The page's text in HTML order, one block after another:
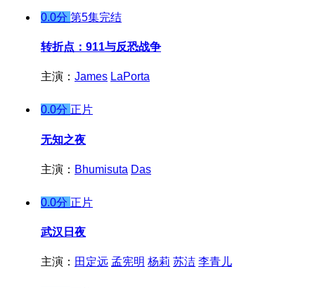
0.0分 第5集完结
转折点：911与反恐战争
主演： James LaPorta
0.0分 正片
无知之夜
主演： Bhumisuta Das
0.0分 正片
武汉日夜
主演： 田定远 孟宪明 杨莉 苏洁 李青儿